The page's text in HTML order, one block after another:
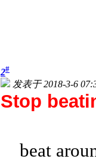
2#
发表于 2018-3-6
Stop
beat